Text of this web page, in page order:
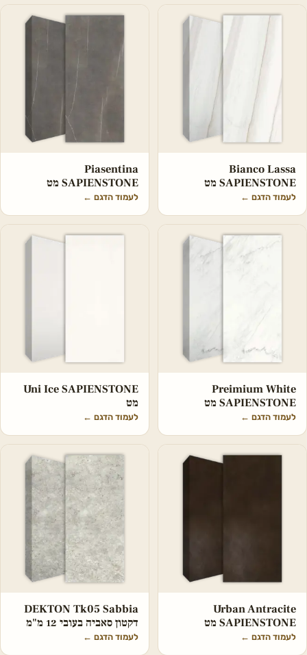
Bianco Lassa
SAPIENSTONE מט
לעמוד הדגם ←
Piasentina
SAPIENSTONE מט
לעמוד הדגם ←
Preimium White
SAPIENSTONE מט
לעמוד הדגם ←
Uni Ice SAPIENSTONE
מט
לעמוד הדגם ←
Urban Antracite
SAPIENSTONE מט
לעמוד הדגם ←
DEKTON Tk05 Sabbia
דקטון סאביה בעובי 12 מ"מ
לעמוד הדגם ←